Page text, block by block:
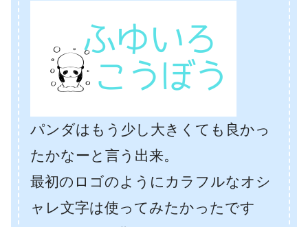
パンダはもう少し大きくても良かっ
たかなーと言う出来。
最初のロゴのようにカラフルなオシ
ャレ文字は使ってみたかったです